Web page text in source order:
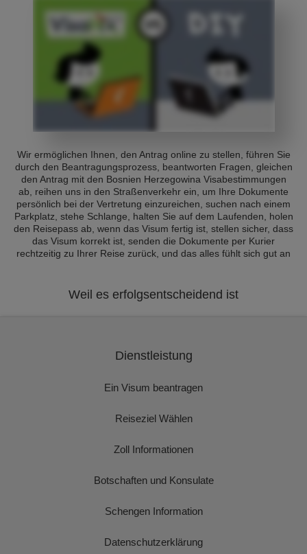
Wir ermöglichen Ihnen, den Antrag online zu stellen, führen Sie
durch den Beantragungsprozess, beantworten Fragen, gleichen
den Antrag mit den Bosnien Herzegowina Visabestimmungen
ab, reihen uns in den Straßenverkehr ein, um Ihre Dokumente
persönlich bei der Vertretung einzureichen, suchen nach einem
Parkplatz, stehe Schlange, halten Sie auf dem Laufenden, holen
den Reisepass ab, wenn das Visum fertig ist, stellen sicher, dass
das Visum korrekt ist, senden die Dokumente per Kurier
rechtzeitig zu Ihrer Reise zurück, und das alles fühlt sich gut an
Weil es erfolgsentscheidend ist
Dienstleistung
Ein Visum beantragen
Reiseziel Wählen
Zoll Informationen
Botschaften und Konsulate
Schengen Information
Datenschutzerklärung